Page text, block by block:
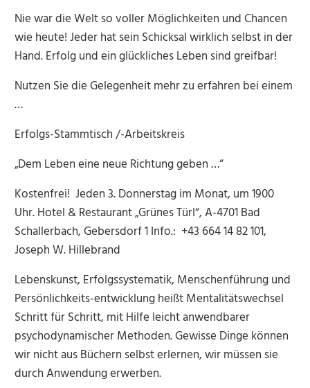
Nie war die Welt so voller Möglichkeiten und Chancen
wie heute! Jeder hat sein Schicksal wirklich selbst in der
Hand. Erfolg und ein glückliches Leben sind greifbar!
Nutzen Sie die Gelegenheit mehr zu erfahren bei einem
…
Erfolgs-Stammtisch /-Arbeitskreis
„Dem Leben eine neue Richtung geben …“
Kostenfrei! Jeden 3. Donnerstag im Monat, um 1900
Uhr. Hotel & Restaurant „Grünes Türl“, A-4701 Bad
Schallerbach, Gebersdorf 1 Info.: +43 664 14 82 101,
Joseph W. Hillebrand
Lebenskunst, Erfolgssystematik, Menschenführung und
Persönlichkeits-entwicklung heißt Mentalitätswechsel
Schritt für Schritt, mit Hilfe leicht anwendbarer
psychodynamischer Methoden. Gewisse Dinge können
wir nicht aus Büchern selbst erlernen, wir müssen sie
durch Anwendung erwerben.